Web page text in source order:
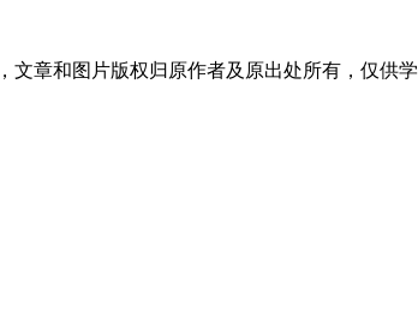
章和图片版权归原作者及原出处所有，仅供